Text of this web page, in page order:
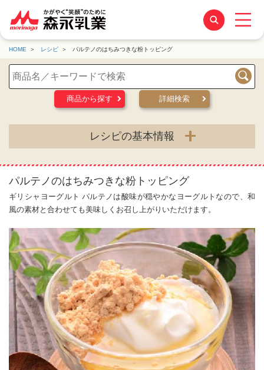
HOME レシピ パルテノのはちみつきな粉トッピング
検索
商品から探す
詳細検索
レシピの基本情報
パルテノのはちみつきな粉トッピング
ギリシャヨーグルト パルテノは酸味が穏やかなヨーグルトなので、和
風の素材と合わせても美味しくお召し上がりいただけます。